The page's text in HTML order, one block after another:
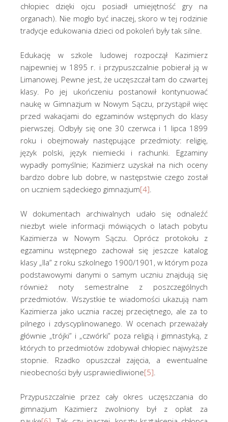
chłopiec dzięki ojcu posiadł umiejętność gry na
organach). Nie mogło być inaczej, skoro w tej rodzinie
tradycje edukowania dzieci od pokoleń były tak silne.
Edukację w szkole ludowej rozpoczął Kazimierz
najpewniej w 1895 r. i przypuszczalnie pobierał ją w
Limanowej. Pewne jest, że uczęszczał tam do czwartej
klasy. Po jej ukończeniu postanowił kontynuować
naukę w Gimnazjum w Nowym Sączu, przystąpił więc
przed wakacjami do egzaminów wstępnych do klasy
pierwszej. Odbyły się one 30 czerwca i 1 lipca 1899
roku i obejmowały następujące przedmioty: religię,
język polski, język niemiecki i rachunki. Egzaminy
wypadły pomyślnie; Kazimierz uzyskał na nich oceny
bardzo dobre lub dobre, w następstwie czego został
on uczniem sądeckiego gimnazjum[4]
W dokumentach archiwalnych udało się odnaleźć
niezbyt wiele informacji mówiących o latach pobytu
Kazimierza w Nowym Sączu. Oprócz protokołu z
egzaminu wstępnego zachował się jeszcze katalog
klasy „IIa” z roku szkolnego 1900/1901, w którym poza
podstawowymi danymi o samym uczniu znajdują się
również noty semestralne z poszczególnych
przedmiotów. Wszystkie te wiadomości ukazują nam
Kazimierza jako ucznia raczej przeciętnego, ale za to
pilnego i zdyscyplinowanego. W ocenach przeważały
głównie „trójki” i „czwórki” poza religią i gimnastyką, z
których to przedmiotów zdobywał chłopiec najwyższe
stopnie. Rzadko opuszczał zajęcia, a ewentualne
nieobecności były usprawiedliwione[5]
Przypuszczalnie przez cały okres uczęszczania do
gimnazjum Kazimierz zwolniony był z opłat za